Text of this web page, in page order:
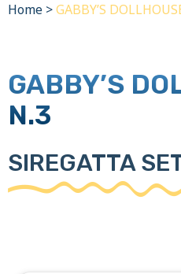
Home >GABBY’S
GABBY’S
N.3
SIREGATTA